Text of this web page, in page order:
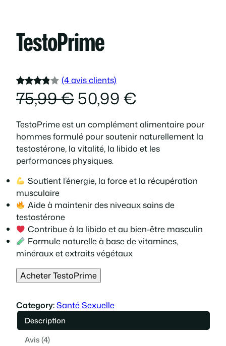
TestoPrime
Noté
3.75
sur
4
notation
(4 avis clients)
75,99€L
e
p
r
x
i
n
i
t
i
50,99 €
e
p
x
a
u
e
TestoPrime est un complément alimentaire pour
hommes formulé pour soutenir naturellement la
testostérone, la vitalité, la libido et les
performances physiques.
Soutient l’énergie, la force et la récupération
musculaire
Aide à maintenir des niveaux sains de
testostérone
Contribue à la libido et au bien-être masculin
Formule naturelle à base de vitamines,
minéraux et extraits végétaux
Acheter TestoPrime
Category:Santé Sexuelle
Description
Avis (4)